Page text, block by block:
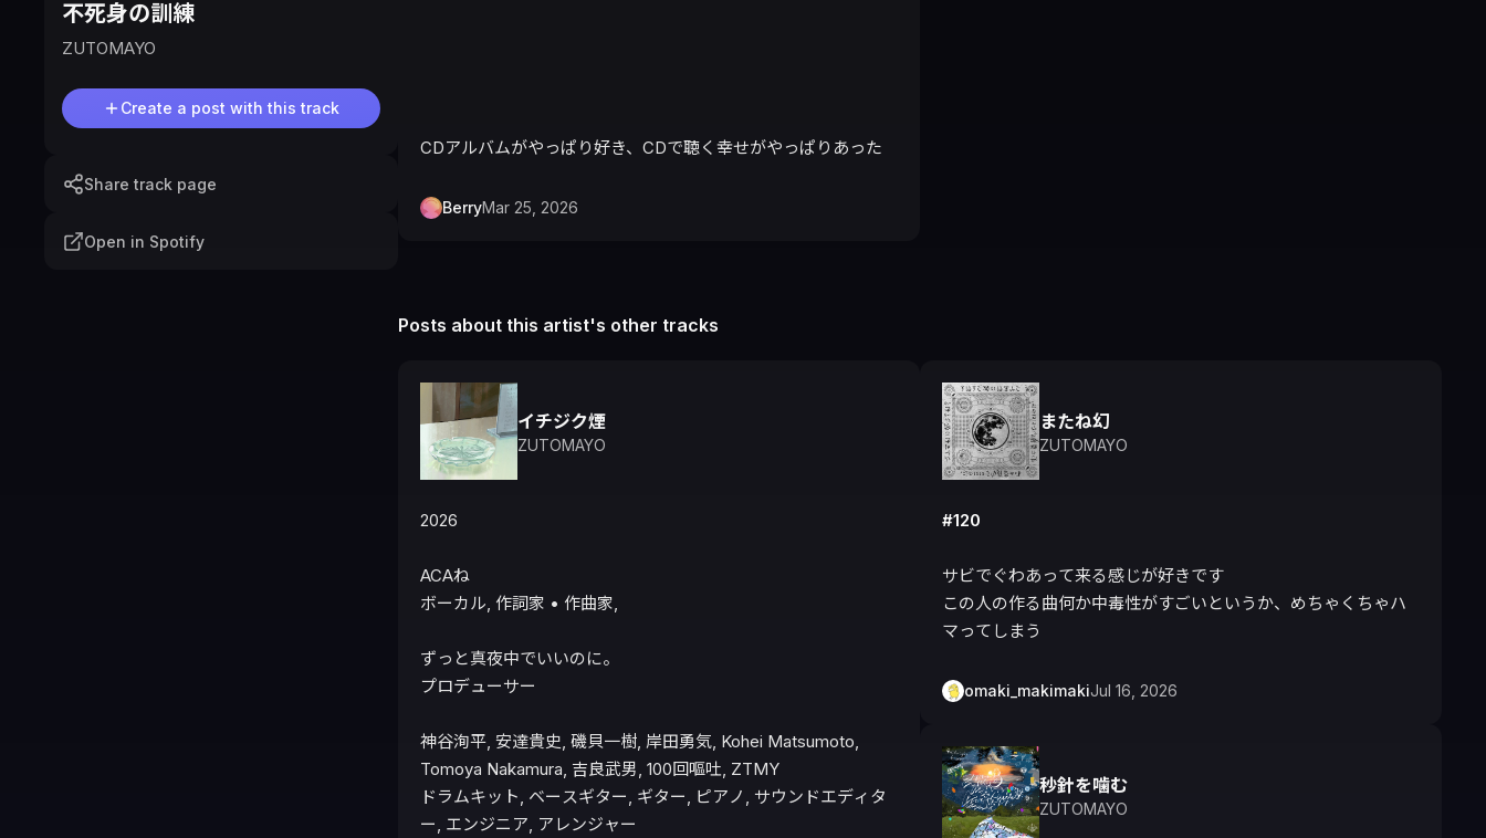
不死身の訓練
ZUTOMAYO
Create a post with this track
Share track page
Open in Spotify
CDアルバムがやっぱり好き、CDで聴く幸せがやっぱりあった
BerryMar 25, 2026
Posts about this artist's other tracks
イチジク煙
ZUTOMAYO
2026
ACAね
ボーカル, 作詞家 • 作曲家,
ずっと真夜中でいいのに。
プロデューサー
神谷洵平, 安達貴史, 磯貝一樹, 岸田勇気, Kohei Matsumoto,
Tomoya Nakamura, 吉良武男, 100回嘔吐, ZTMY
ドラムキット, ベースギター, ギター, ピアノ, サウンドエディタ
ー, エンジニア, アレンジャー
またね幻
ZUTOMAYO
#120
サビでぐわあって来る感じが好きです
この人の作る曲何か中毒性がすごいというか、めちゃくちゃハ
マってしまう
omaki_makimakiJul 16, 2026
秒針を噛む
ZUTOMAYO